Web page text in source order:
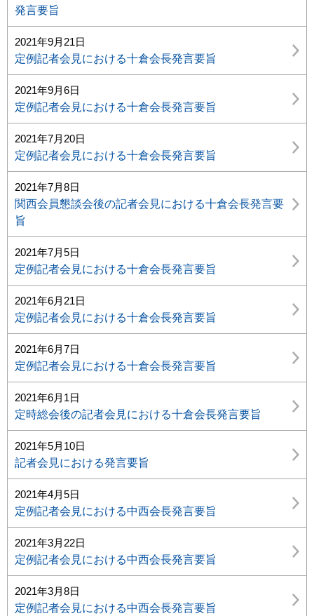
発言要旨
2021年9月21日
定例記者会見における十倉会長発言要旨
2021年9月6日
定例記者会見における十倉会長発言要旨
2021年7月20日
定例記者会見における十倉会長発言要旨
2021年7月8日
関西会員懇談会後の記者会見における十倉会長発言要
旨
2021年7月5日
定例記者会見における十倉会長発言要旨
2021年6月21日
定例記者会見における十倉会長発言要旨
2021年6月7日
定例記者会見における十倉会長発言要旨
2021年6月1日
定時総会後の記者会見における十倉会長発言要旨
2021年5月10日
記者会見における発言要旨
2021年4月5日
定例記者会見における中西会長発言要旨
2021年3月22日
定例記者会見における中西会長発言要旨
2021年3月8日
定例記者会見における中西会長発言要旨